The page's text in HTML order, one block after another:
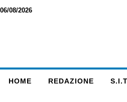
06/08/2026
HOME REDAZIONE